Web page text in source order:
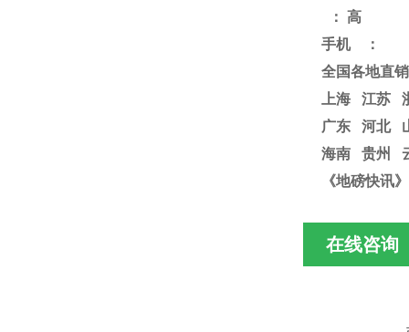
： 高
手机
：
全国各地直销
上海
江苏
广东 河北
海南 贵州
《地磅快讯
在线咨询